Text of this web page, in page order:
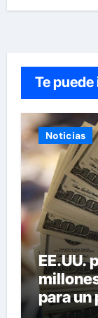
Te
Noticias
EE.UU.
para un